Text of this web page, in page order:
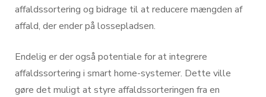
affaldssortering og bidrage til at reducere mængden af
affald, der ender på lossepladsen.
Endelig er der også potentiale for at integrere
affaldssortering i smart home-systemer. Dette ville
gøre det muligt at styre affaldssorteringen fra en